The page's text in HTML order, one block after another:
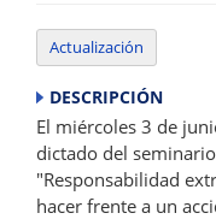
Actualización
DESCRIPCIÓN
El miércoles 3 de
dictado del
"Responsabilidad
hacer frente a un